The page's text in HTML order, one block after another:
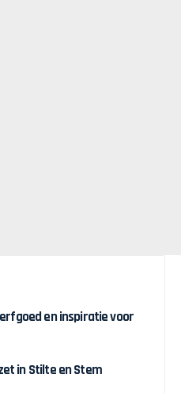
erfgoed en inspiratie voor
in Stilte en Stem